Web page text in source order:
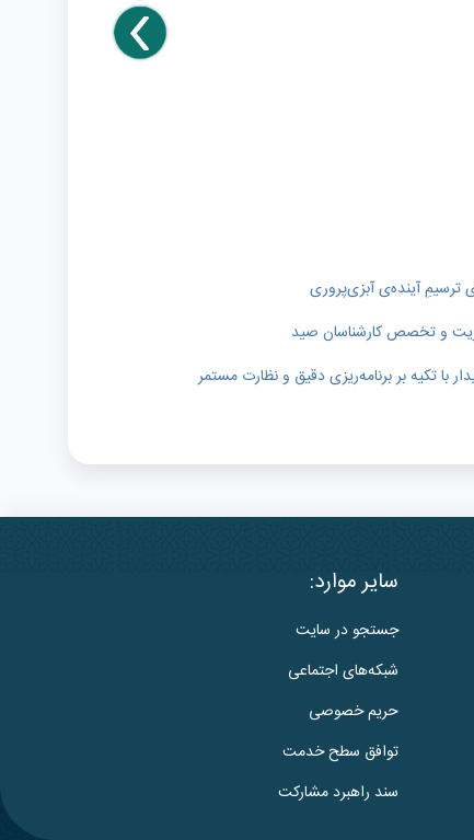
ترسیمِ آینده‌ی آبزی‌پروری
و تخصص کارشناسان صید
با تکیه بر برنامه‌ریزی دقیق و نظارت مستمر
سایر موارد:
جستجو در سایت
شبکه‌های اجتماعی
حریم خصوصی
توافق سطح خدمت
سند راهبرد مشارکت